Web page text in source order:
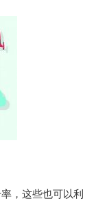
，这些也可以利